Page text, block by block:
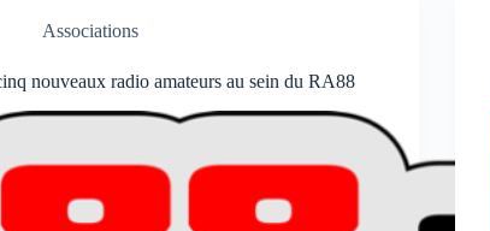
Associations
nouveaux radio amateurs au sein du RA88